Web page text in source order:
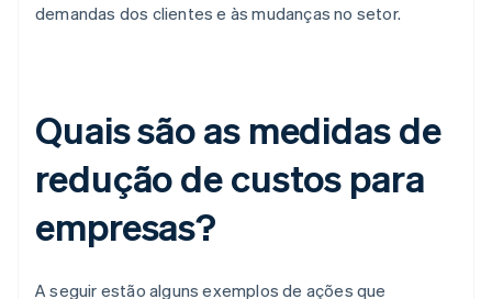
demandas dos clientes e às mudanças no setor.
Quais são as medidas de
redução de custos para
empresas?
A seguir estão alguns exemplos de ações que